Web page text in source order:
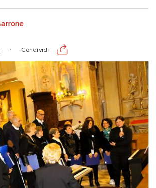
Condividi